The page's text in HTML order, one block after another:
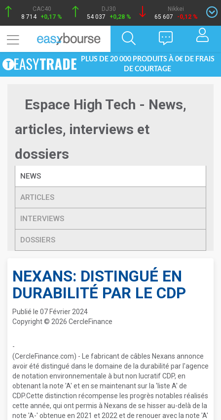
CAC40
8 714 +0,17 %
DJ30
54 037
+0,28 %
Nikkei
65 607
-0,12 %
PLUS DE 20 000 PRODUITS À 0€ DE FRAIS
DE COURTAGE
Espace High Tech - News,
articles, interviews et
dossiers
NEWS
ARTICLES
INTERVIEWS
DOSSIERS
NEXANS: DISTINGUÉ EN
DURABILITÉ PAR LE CDP
Publié le 07 Février 2024
Copyright © 2026 CercleFinance
-
(CercleFinance.com) - Le fabricant de câbles Nexans annonce
avoir été distingué dans le domaine de la durabilité par l'agence
de notation environnementale à but non lucratif CDP, en
obtenant la note 'A' et en se maintenant sur la 'liste A' de
CDP.Cette distinction récompense les progrès notables réalisés
cette année, qui ont permis à Nexans de se hisser au-delà de la
note 'A-' obtenue en 2021 et 2022 et de renouer avec la note 'A'